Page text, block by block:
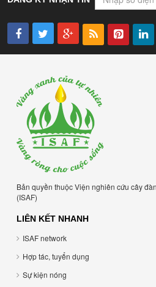
Bản quyền thuộc Viện nghiên cứu cây
(ISAF)
LIÊN KẾT NHANH
ISAF network
Hợp tác, tuyển dụng
Sự kiện nóng